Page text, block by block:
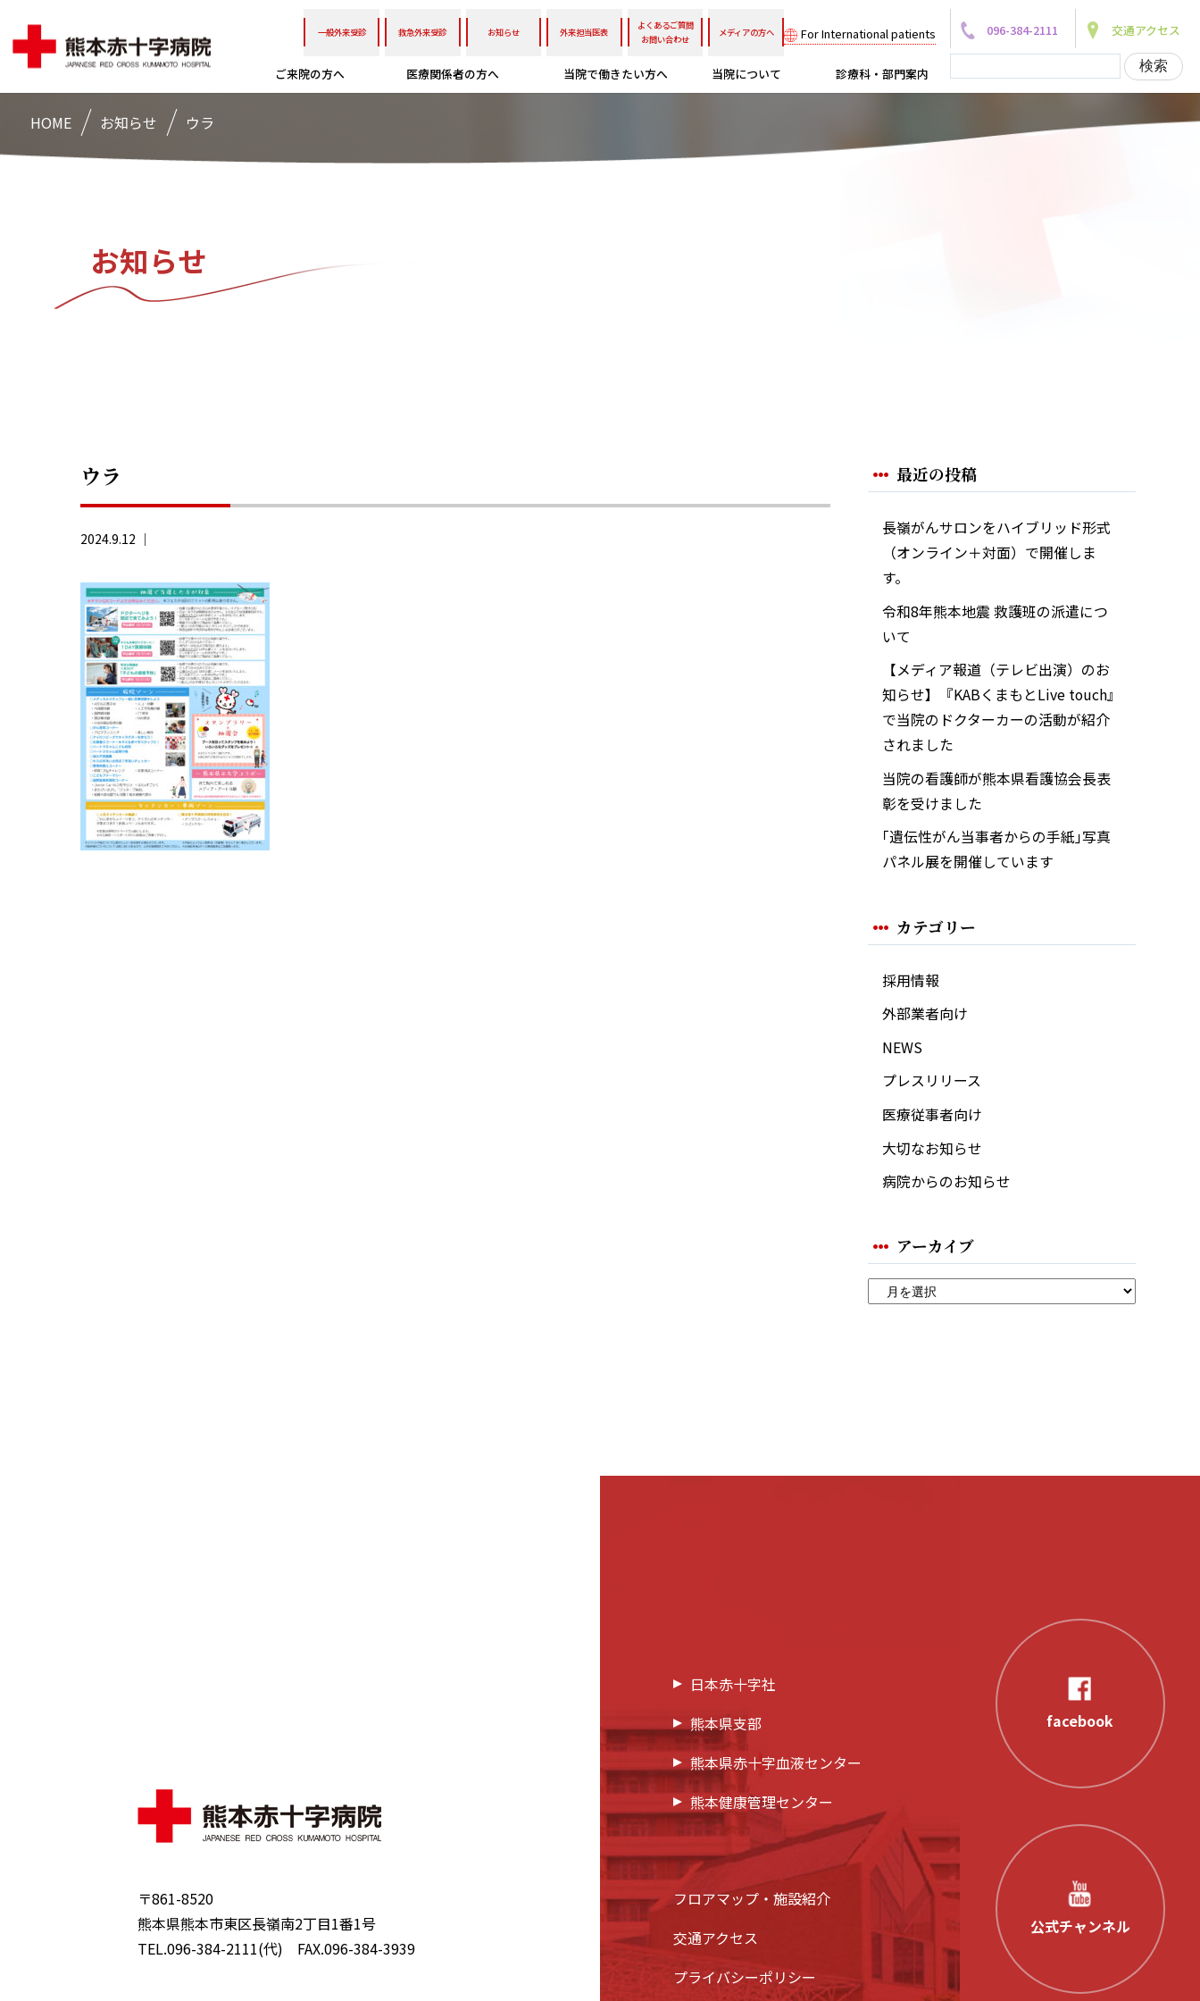
一般外来受診 救急外来受診 お知らせ 外来担当医表
よくあるご質問
お問い合わせ
メディアの方へ For International patients
ご来院の方へ 医療関係者の方へ 当院で働きたい方へ 当院について 診療科・部門案内
096-384-2111 交通アクセス
HOME お知らせ ウラ
お知らせ
ウラ
2024.9.12 ｜
最近の投稿
長嶺がんサロンをハイブリッド形式
（オンライン＋対面）で開催しま
す。
令和8年熊本地震 救護班の派遣につ
いて
【メディア報道（テレビ出演）のお
知らせ】『KABくまもとLive touch』
で当院のドクターカーの活動が紹介
されました
当院の看護師が熊本県看護協会長表
彰を受けました
｢遺伝性がん当事者からの手紙｣写真
パネル展を開催しています
カテゴリー
採用情報
外部業者向け
NEWS
プレスリリース
医療従事者向け
大切なお知らせ
病院からのお知らせ
アーカイブ
〒861-8520
熊本県熊本市東区長嶺南2丁目1番1号
TEL.096-384-2111(代) FAX.096-384-3939
日本赤十字社
熊本県支部
熊本県赤十字血液センター
熊本健康管理センター
フロアマップ・施設紹介
交通アクセス
プライバシーポリシー
facebook
公式チャンネル